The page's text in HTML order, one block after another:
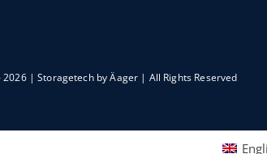
2026 | Storagetech byÄager | All Rights Reserved